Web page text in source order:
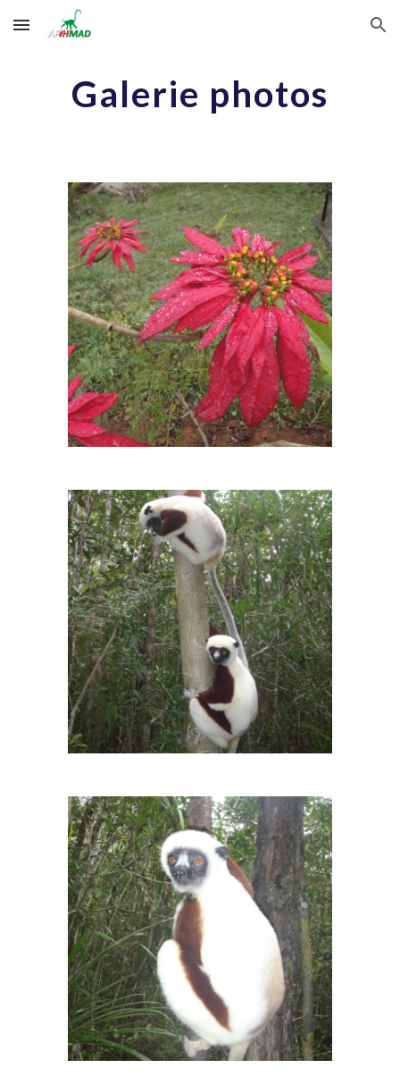
Skip to main content Skip to navigation
Galerie photos